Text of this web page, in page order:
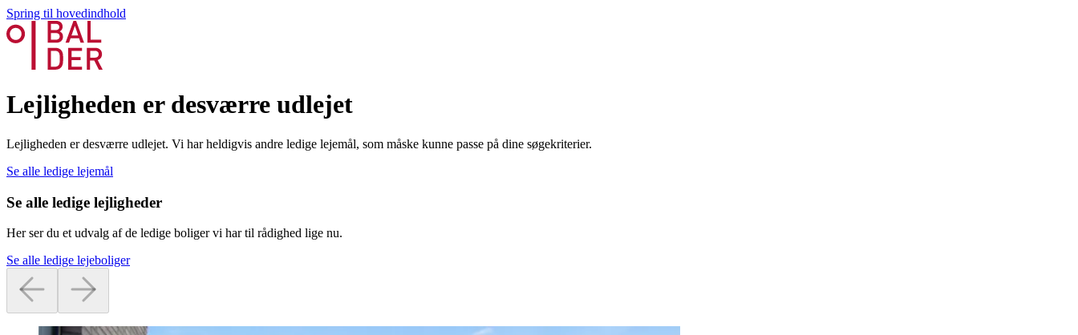
Spring til hovedindhold
Lejligheden er desværre udlejet
Lejligheden er desværre udlejet. Vi har heldigvis andre ledige lejemål, som måske kunne passe på dine søgekriterier.
Se alle ledige lejemål
Se alle ledige lejligheder
Her ser du et udvalg af de ledige boliger vi har til rådighed lige nu.
Se alle ledige lejeboliger